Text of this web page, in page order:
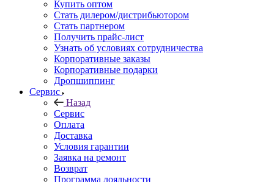
Купить оптом
Стать дилером/дистрибьютором
Стать партнером
Получить прайс-лист
Узнать об условиях сотрудничества
Корпоративные заказы
Корпоративные подарки
Дропшиппинг
Сервис
Назад
Сервис
Оплата
Доставка
Условия гарантии
Заявка на ремонт
Возврат
Программа лояльности